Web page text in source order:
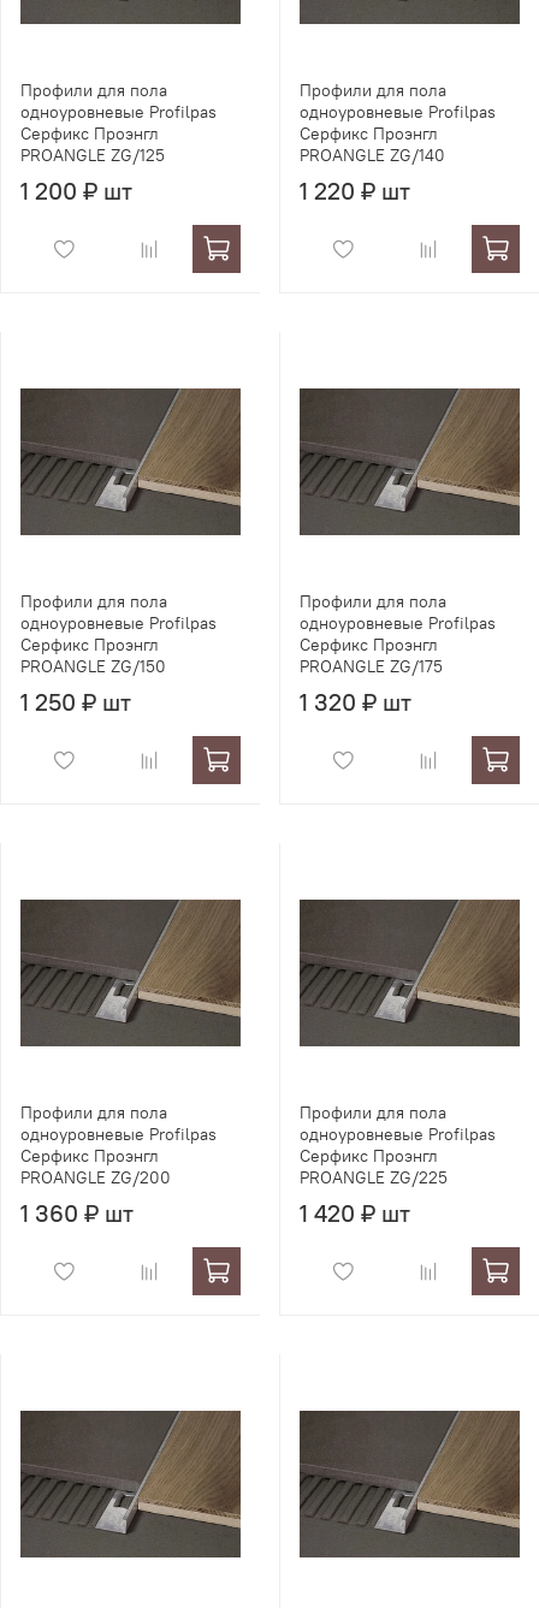
Профили для пола
одноуровневые Profilpas
Серфикс Проэнгл
PROANGLE ZG/125
1 200 ₽ шт
Профили для пола
одноуровневые Profilpas
Серфикс Проэнгл
PROANGLE ZG/140
1 220 ₽ шт
Профили для пола
одноуровневые Profilpas
Серфикс Проэнгл
PROANGLE ZG/150
1 250 ₽ шт
Профили для пола
одноуровневые Profilpas
Серфикс Проэнгл
PROANGLE ZG/175
1 320 ₽ шт
Профили для пола
одноуровневые Profilpas
Серфикс Проэнгл
PROANGLE ZG/200
1 360 ₽ шт
Профили для пола
одноуровневые Profilpas
Серфикс Проэнгл
PROANGLE ZG/225
1 420 ₽ шт